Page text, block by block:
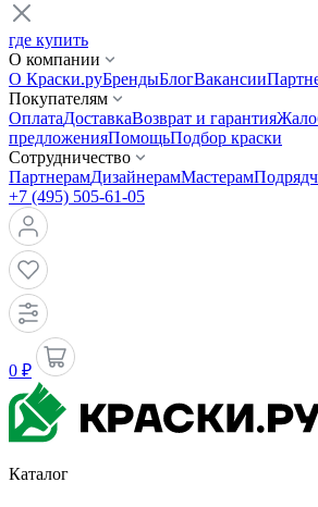
где купить
О компании
О Краски.руБрендыБлогВакансии
Покупателям
ОплатаДоставкаВозврат и гарантия
предложенияПомощьПодбор краски
Сотрудничество
ПартнерамДизайнерамМастерам
+7 (495) 505-61-05
0 ₽
Каталог